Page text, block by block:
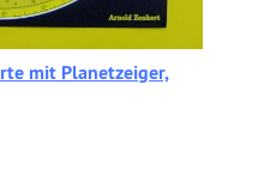
mit Planetzeiger,